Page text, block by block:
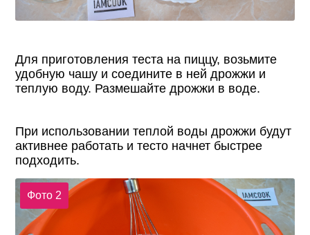
Для приготовления теста на пиццу, возьмите
удобную чашу и соедините в ней дрожжи и
теплую воду. Размешайте дрожжи в воде.
При использовании теплой воды дрожжи будут
активнее работать и тесто начнет быстрее
подходить.
Фото 2